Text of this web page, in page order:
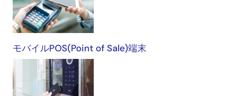
ー
シ
ョ
ン
モバイルPOS(Point of Sale)端末